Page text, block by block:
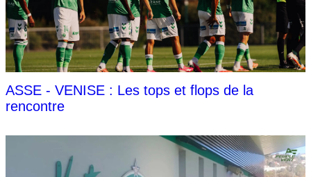
ASSE - VENISE : Les tops et flops de la
rencontre